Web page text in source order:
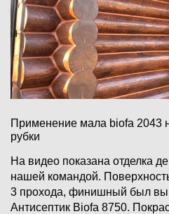
Применение мала biofa 2043
рубки
На видео показана отделка
нашей командой.
3 прохода, финишный был
Антисептик Biofa 8750.